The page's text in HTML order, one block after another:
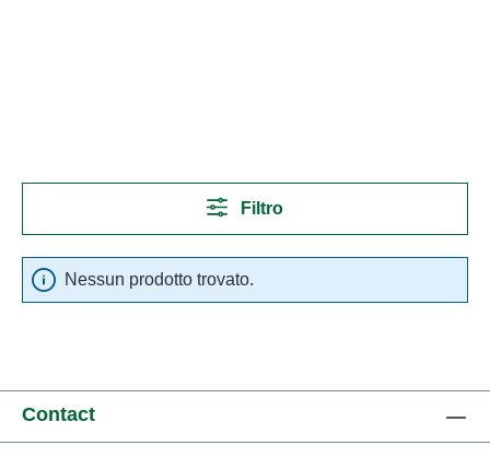
Filtro
Nessun prodotto trovato.
Contact